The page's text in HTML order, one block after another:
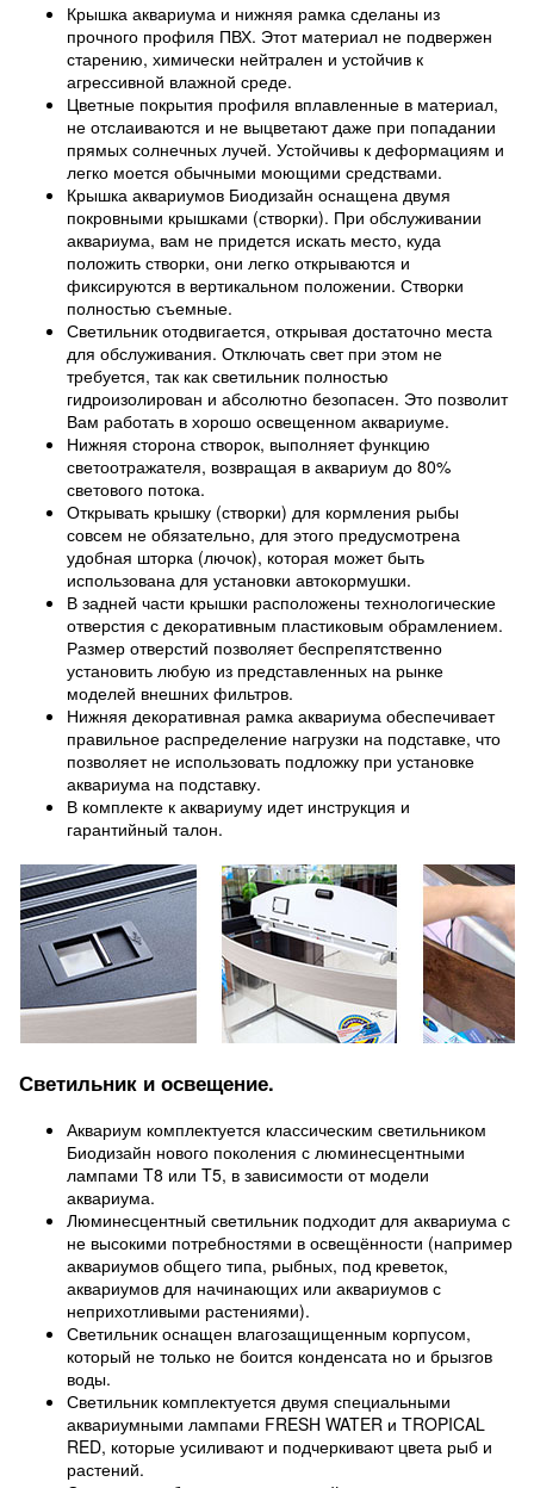
Крышка аквариума и нижняя рамка сделаны из
прочного профиля ПВХ. Этот материал не подвержен
старению, химически нейтрален и устойчив к
агрессивной влажной среде.
Цветные покрытия профиля вплавленные в материал,
не отслаиваются и не выцветают даже при попадании
прямых солнечных лучей. Устойчивы к деформациям и
легко моется обычными моющими средствами.
Крышка аквариумов Биодизайн оснащена двумя
покровными крышками (створки). При обслуживании
аквариума, вам не придется искать место, куда
положить створки, они легко открываются и
фиксируются в вертикальном положении. Створки
полностью съемные.
Светильник отодвигается, открывая достаточно места
для обслуживания. Отключать свет при этом не
требуется, так как светильник полностью
гидроизолирован и абсолютно безопасен. Это позволит
Вам работать в хорошо освещенном аквариуме.
Нижняя сторона створок, выполняет функцию
светоотражателя, возвращая в аквариум до 80%
светового потока.
Открывать крышку (створки) для кормления рыбы
совсем не обязательно, для этого предусмотрена
удобная шторка (лючок), которая может быть
использована для установки автокормушки.
В задней части крышки расположены технологические
отверстия с декоративным пластиковым обрамлением.
Размер отверстий позволяет беспрепятственно
установить любую из представленных на рынке
моделей внешних фильтров.
Нижняя декоративная рамка аквариума обеспечивает
правильное распределение нагрузки на подставке, что
позволяет не использовать подложку при установке
аквариума на подставку.
В комплекте к аквариуму идет инструкция и
гарантийный талон.
Светильник и освещение.
Аквариум комплектуется классическим светильником
Биодизайн нового поколения с люминесцентными
лампами T8 или T5, в зависимости от модели
аквариума.
Люминесцентный светильник подходит для аквариума с
не высокими потребностями в освещённости (например
аквариумов общего типа, рыбных, под креветок,
аквариумов для начинающих или аквариумов с
неприхотливыми растениями).
Светильник оснащен влагозащищенным корпусом,
который не только не боится конденсата но и брызгов
воды.
Светильник комплектуется двумя специальными
аквариумными лампами FRESH WATER и TROPICAL
RED, которые усиливают и подчеркивают цвета рыб и
растений.